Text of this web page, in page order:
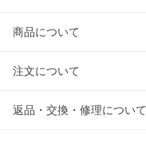
商品について
注文について
返品・交換・修理について